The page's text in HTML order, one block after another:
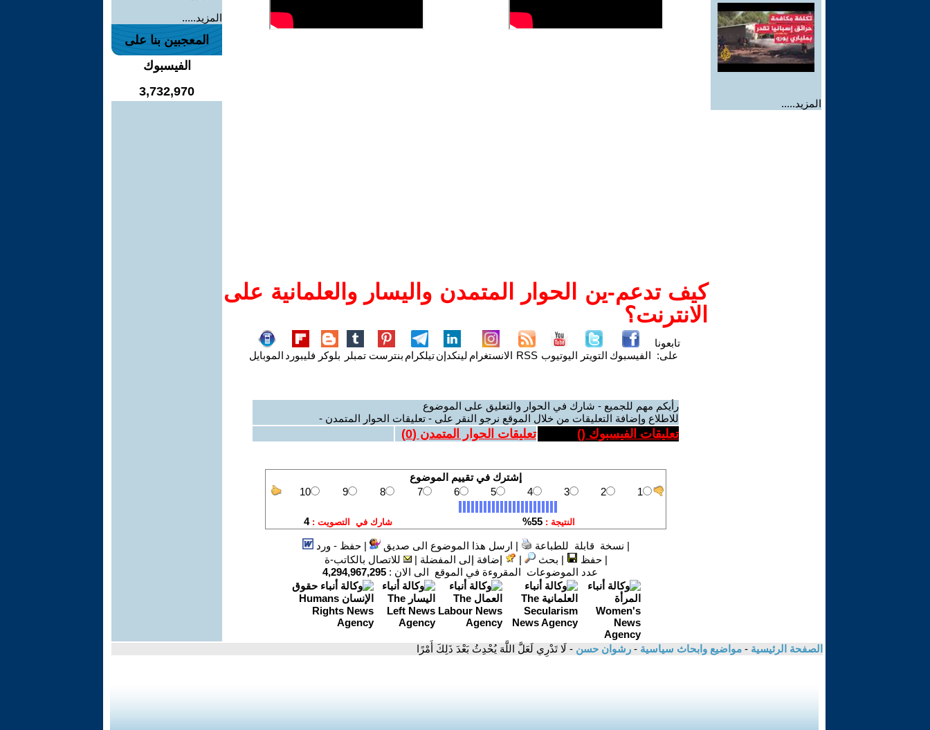
المزيد.....
كيف تدعم-ين الحوار المتمدن واليسار والعلمانية على
الانترنت؟
تابعونا
على: الفيسبوك التويتر اليوتيوب RSS الانستغرام لينكدإنتيلكرام بنترست تمبلر بلوكر فليبورد الموبايل
رأيكم مهم للجميع - شارك في الحوار والتعليق على الموضوع
للاطلاع وإضافة التعليقات من خلال الموقع نرجو النقر على - تعليقات الحوار المتمدن -
تعليقات الفيسبوك () تعليقات الحوار المتمدن (0
)
| نسخة قابلة للطباعة | ارسل هذا الموضوع الى صديق |حفظ - ورد
|حفظ | بحث | إضافة إلى المفضلة |
للاتصال بالكاتب-ة
عدد الموضوعات المقروءة في الموقع الى الان : 4,294,967,295
المزيد.....
المعجبين بنا على
الفيسبوك
3,732,970
الصفحة الرئيسية - مواضيع وابحاث سياسية - رشوان حسن - لَا تَدْرِي لَعَلَّ اللَّهَ يُحْدِثُ بَعْدَ ذَلِكَ أَمْرًا